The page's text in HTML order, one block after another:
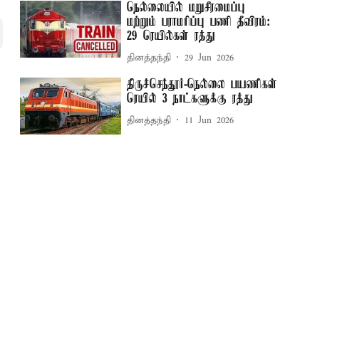
நெல்லையில் மறுசீரமைப்பு
மற்றும் பராமரிப்பு பணி தீவிரம்:
29 ரெயில்கள் ரத்து
தினத்தந்தி 29 Jun 2026
திருச்செந்தூர்-நெல்லை பயணிகள்
ரெயில் 3 நாட்களுக்கு ரத்து
தினத்தந்தி 11 Jun 2026